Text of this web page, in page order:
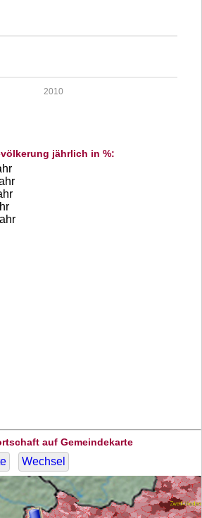
2010
jährlich in %:
auf Gemeindekarte
Wechsel